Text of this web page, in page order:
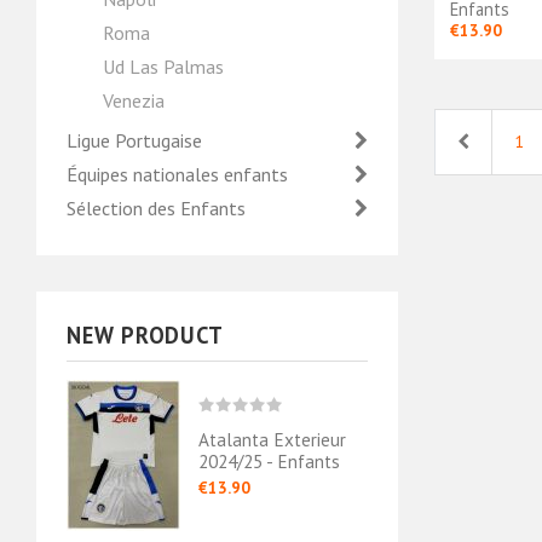
Roma
Ud Las Palmas
Venezia
Ligue Portugaise
Équipes nationales enfants
Sélection des Enfants
NEW PRODUCT
Atalanta Exterieur
2024/25 - Enfants
€13.90
Enfants
€13.90
Previous1